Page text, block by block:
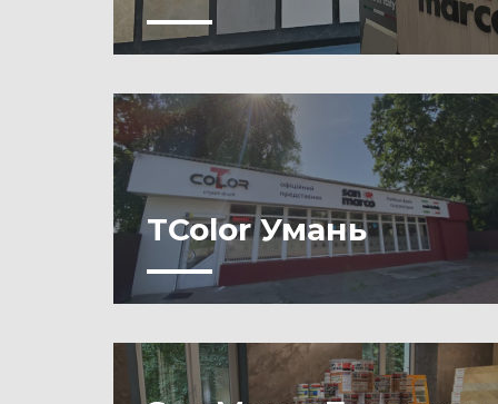
TColor Умань